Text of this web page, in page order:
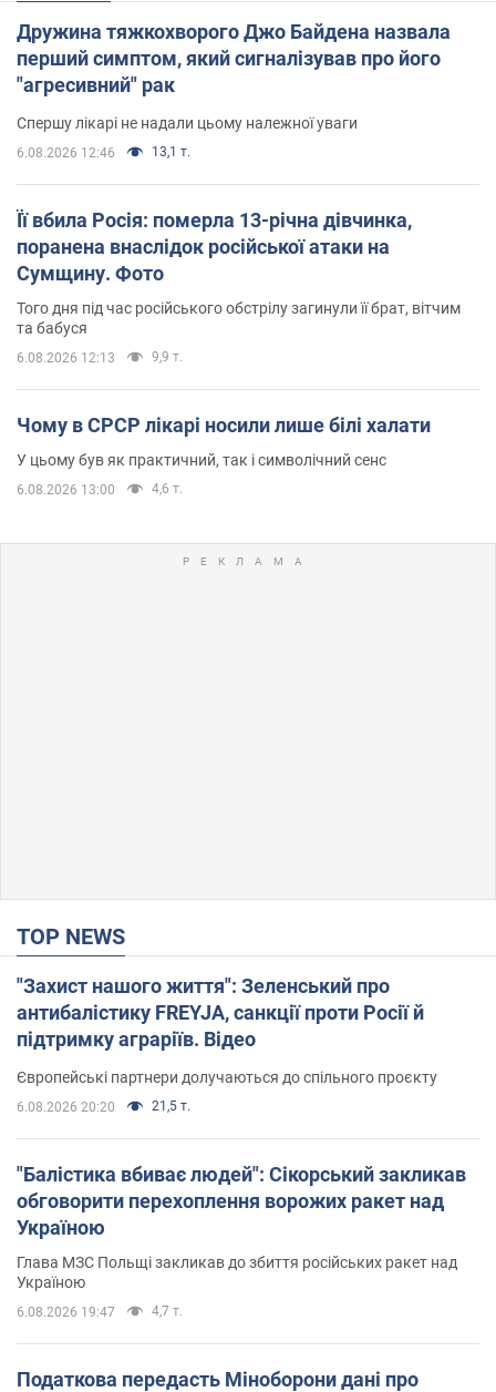
Дружина тяжкохворого Джо Байдена назвала
перший симптом, який сигналізував про його
"агресивний" рак
Спершу лікарі не надали цьому належної уваги
6.08.2026 12:46 13,1 т.
Її вбила Росія: померла 13-річна дівчинка,
поранена внаслідок російської атаки на
Сумщину. Фото
Того дня під час російського обстрілу загинули її брат, вітчим
та бабуся
6.08.2026 12:13 9,9 т.
Чому в СРСР лікарі носили лише білі халати
У цьому був як практичний, так і символічний сенс
6.08.2026 13:00 4,6 т.
TOP NEWS
"Захист нашого життя": Зеленський про
антибалістику FREYJA, санкції проти Росії й
підтримку аграріїв. Відео
Європейські партнери долучаються до спільного проєкту
6.08.2026 20:20 21,5 т.
"Балістика вбиває людей": Сікорський закликав
обговорити перехоплення ворожих ракет над
Україною
Глава МЗС Польщі закликав до збиття російських ракет над
Україною
6.08.2026 19:47 4,7 т.
Податкова передасть Міноборони дані про